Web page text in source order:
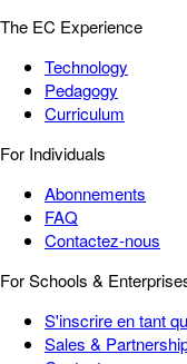
The EC Experience
Technology
Pedagogy
Curriculum
For Individuals
Abonnements
FAQ
Contactez-nous
For Schools &
S'inscrire en tant
Sales &